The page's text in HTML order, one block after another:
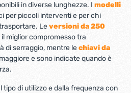
in diverse lunghezze. I modelli
per piccoli interventi e per chi
Leversioni da 250
miglior compromesso tra
di serraggio, mentre lechiavi da
e sono indicate quando è
tipo di utilizzo e dalla frequenza con